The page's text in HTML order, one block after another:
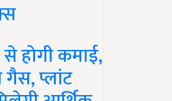
होगी कमाई,
प्लांट